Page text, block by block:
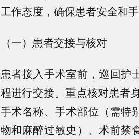
工作态度，确保患者安全和手
（一）患者交接与核对
患者接入手术室前，巡回护
程进行交接。重点核对患者
手术名称、手术部位（需特
物和麻醉过敏史）、术前禁